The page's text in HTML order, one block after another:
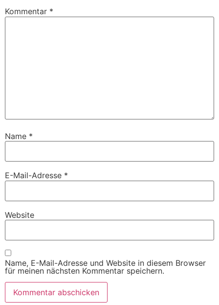
Kommentar *
Name *
E-Mail-Adresse *
Website
Name, E-Mail-Adresse und Website in diesem Browser
für meinen nächsten Kommentar speichern.